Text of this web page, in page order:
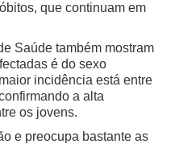
que continuam em
Saúde também mostram
é do sexo
incidência está entre
a alta
os jovens.
e preocupa bastante as